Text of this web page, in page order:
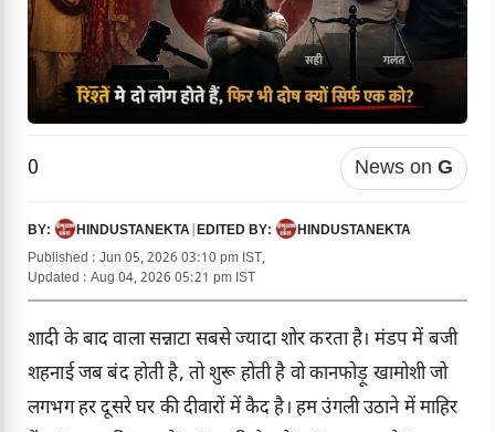
0 News on G
BY: HINDUSTANEKTA EDITED BY:
HINDUSTANEKTA
Published : Jun 05, 2026 03:10 pm IST,
Updated : Aug 04, 2026 05:21 pm IST
शादी के बाद वाला सन्नाटा सबसे ज्यादा शोर करता है। मंडप में बजी
शहनाई जब बंद होती है, तो शुरू होती है वो कानफोड़ू खामोशी जो
लगभग हर दूसरे घर की दीवारों में कैद है। हम उंगली उठाने में माहिर